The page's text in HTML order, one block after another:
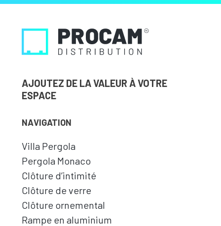
AJOUTEZ DE LA VALEUR À VOTRE
ESPACE
NAVIGATION
Villa Pergola
Pergola Monaco
Clôture d’intimité
Clôture de verre
Clôture ornemental
Rampe en aluminium